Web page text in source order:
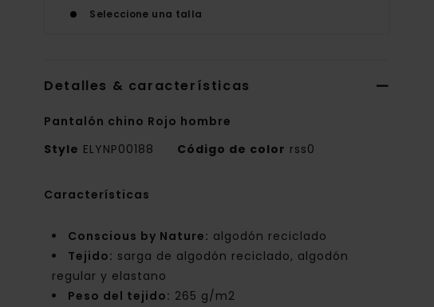
Seleccione una talla
Detalles & características
Pantalón chino Rojo hombre
Style ELYNP00188 Código de color rss0
Características
Conscious by Nature: algodón reciclado
Tejido: sarga de algodón reciclado, algodón
regular y elastano
Peso del tejido: 265 g/m2